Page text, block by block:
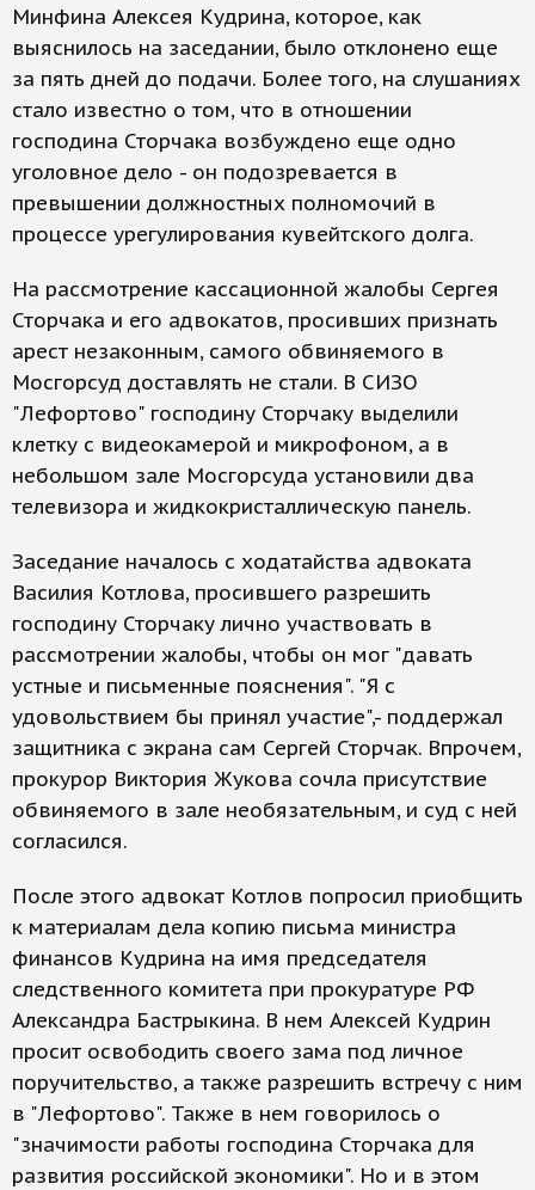
Минфина Алексея Кудрина, которое, как
выяснилось на заседании, было отклонено еще
за пять дней до подачи. Более того, на слушаниях
стало известно о том, что в отношении
господина Сторчака возбуждено еще одно
уголовное дело - он подозревается в
превышении должностных полномочий в
процессе урегулирования кувейтского долга.
На рассмотрение кассационной жалобы Сергея
Сторчака и его адвокатов, просивших признать
арест незаконным, самого обвиняемого в
Мосгорсуд доставлять не стали. В СИЗО
"Лефортово" господину Сторчаку выделили
клетку с видеокамерой и микрофоном, а в
небольшом зале Мосгорсуда установили два
телевизора и жидкокристаллическую панель.
Заседание началось с ходатайства адвоката
Василия Котлова, просившего разрешить
господину Сторчаку лично участвовать в
рассмотрении жалобы, чтобы он мог "давать
устные и письменные пояснения". "Я с
удовольствием бы принял участие",- поддержал
защитника с экрана сам Сергей Сторчак. Впрочем,
прокурор Виктория Жукова сочла присутствие
обвиняемого в зале необязательным, и суд с ней
согласился.
После этого адвокат Котлов попросил приобщить
к материалам дела копию письма министра
финансов Кудрина на имя председателя
следственного комитета при прокуратуре РФ
Александра Бастрыкина. В нем Алексей Кудрин
просит освободить своего зама под личное
поручительство, а также разрешить встречу с ним
в "Лефортово". Также в нем говорилось о
"значимости работы господина Сторчака для
развития российской экономики". Но и в этом